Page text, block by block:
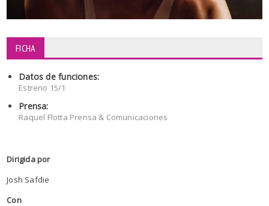
FICHA
Datos de funciones:
Estreno 15/1
Prensa:
Raquel Flotta Prensa & Comunicaciones
Dirigida por
Josh Safdie
Con